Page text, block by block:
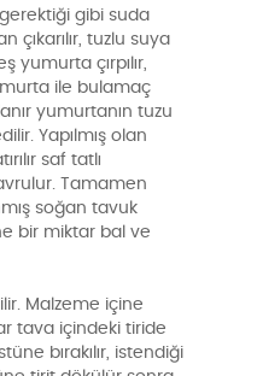
gerektiği gibi suda
çıkarılır, tuzlu suya
yumurta çırpılır,
ile bulamaç
yumurtanın tuzu
Yapılmış olan
saf tatlı
Tamamen
soğan tavuk
bir miktar bal ve
Malzeme içine
tava içindeki tiride
bırakılır, istendiği